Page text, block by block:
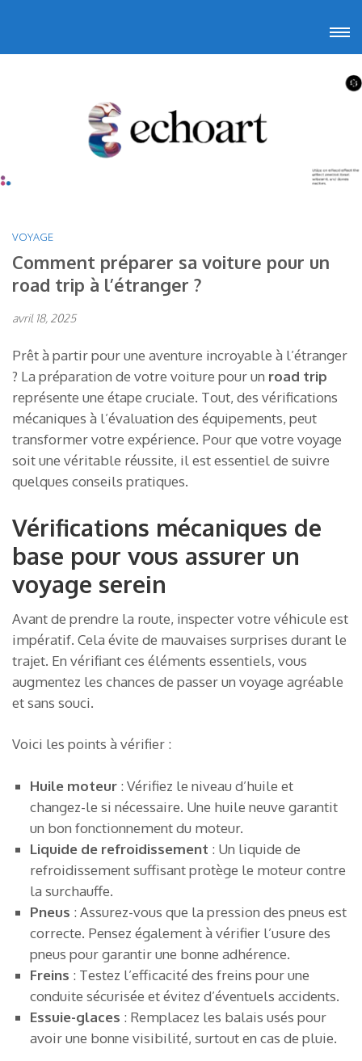
contenu
VOYAGE
Comment préparer sa voiture pour un
road trip à l’étranger ?
avril 18, 2025
Prêt à partir pour une aventure incroyable à l’étranger
? La préparation de votre voiture pour un road trip
représente une étape cruciale. Tout, des vérifications
mécaniques à l’évaluation des équipements, peut
transformer votre expérience. Pour que votre voyage
soit une véritable réussite, il est essentiel de suivre
quelques conseils pratiques.
Vérifications mécaniques de
base pour vous assurer un
voyage serein
Avant de prendre la route, inspecter votre véhicule est
impératif. Cela évite de mauvaises surprises durant le
trajet. En vérifiant ces éléments essentiels, vous
augmentez les chances de passer un voyage agréable
et sans souci.
Voici les points à vérifier :
Huile moteur : Vérifiez le niveau d’huile et
changez-le si nécessaire. Une huile neuve garantit
un bon fonctionnement du moteur.
Liquide de refroidissement : Un liquide de
refroidissement suffisant protège le moteur contre
la surchauffe.
Pneus : Assurez-vous que la pression des pneus est
correcte. Pensez également à vérifier l’usure des
pneus pour garantir une bonne adhérence.
Freins : Testez l’efficacité des freins pour une
conduite sécurisée et évitez d’éventuels accidents.
Essuie-glaces : Remplacez les balais usés pour
avoir une bonne visibilité, surtout en cas de pluie.